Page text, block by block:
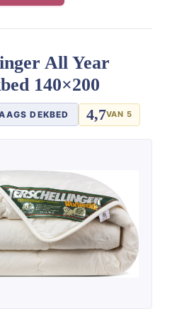
All Year
140×200
DEKBED 4,7VAN 5